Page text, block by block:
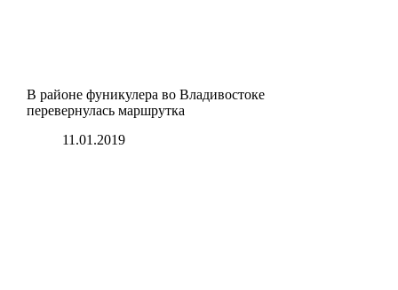
В районе фуникулера во Владивостоке
перевернулась маршрутка
11.01.2019